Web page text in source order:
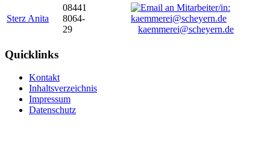
Sterz Anita
08441
8064-
29
kaemmerei@scheyern.de
Quicklinks
Kontakt
Inhaltsverzeichnis
Impressum
Datenschutz